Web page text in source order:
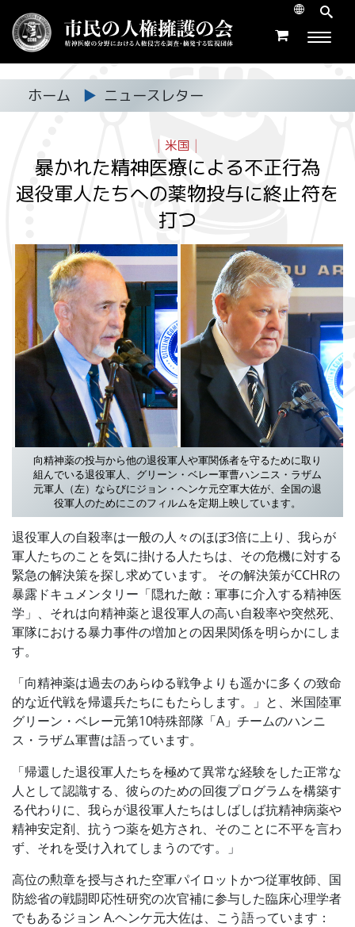
ホーム ▶ ニュースレター
| 米国 |
暴かれた精神医療による不正行為
退役軍人たちへの薬物投与に終止符を
打つ
向精神薬の投与から他の退役軍人や軍関係者を守るために取り
組んでいる退役軍人、グリーン・ベレー軍曹ハンニス・ラザム
元軍人（左）ならびにジョン・ヘンケ元空軍大佐が、全国の退
役軍人のためにこのフィルムを定期上映しています。
退役軍人の自殺率は一般の人々のほぼ3倍に上り、我らが
軍人たちのことを気に掛ける人たちは、その危機に対する
緊急の解決策を探し求めています。 その解決策がCCHRの
暴露ドキュメンタリー「隠れた敵：軍事に介入する精神医
学」、それは向精神薬と退役軍人の高い自殺率や突然死、
軍隊における暴力事件の増加との因果関係を明らかにしま
す。
「向精神薬は過去のあらゆる戦争よりも遥かに多くの致命
的な近代戦を帰還兵たちにもたらします。」と、米国陸軍
グリーン・ベレー元第10特殊部隊「A」チームのハンニ
ス・ラザム軍曹は語っています。
「帰還した退役軍人たちを極めて異常な経験をした正常な
人として認識する、彼らのための回復プログラムを構築す
る代わりに、我らが退役軍人たちはしばしば抗精神病薬や
精神安定剤、抗うつ薬を処方され、そのことに不平を言わ
ず、それを受け入れてしまうのです。」
高位の勲章を授与された空軍パイロットかつ従軍牧師、国
防総省の戦闘即応性研究の次官補に参与した臨床心理学者
でもあるジョン A.ヘンケ元大佐は、こう語っています：